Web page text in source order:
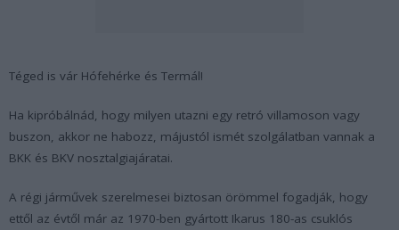
Téged is vár Hófehérke és Termál!
Ha kipróbálnád, hogy milyen utazni egy retró villamoson vagy
buszon, akkor ne habozz, májustól ismét szolgálatban vannak a
BKK és BKV nosztalgiajáratai.
A régi járművek szerelmesei biztosan örömmel fogadják, hogy
ettől az évtől már az 1970-ben gyártott Ikarus 180-as csuklós